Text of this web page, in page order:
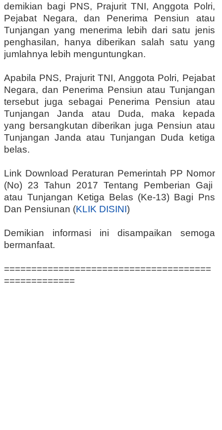
demikian bagi PNS, Prajurit TNI, Anggota Polri,
Pejabat Negara, dan Penerima Pensiun atau
Tunjangan yang menerima lebih dari satu jenis
penghasilan, hanya diberikan salah satu yang
jumlahnya lebih menguntungkan.
Apabila PNS, Prajurit TNI, Anggota Polri, Pejabat
Negara, dan Penerima Pensiun atau Tunjangan
tersebut juga sebagai Penerima Pensiun atau
Tunjangan Janda atau Duda, maka kepada
yang bersangkutan diberikan juga Pensiun atau
Tunjangan Janda atau Tunjangan Duda ketiga
belas.
Link Download Peraturan Pemerintah PP Nomor
(No) 23 Tahun 2017 Tentang Pemberian Gaji
atau Tunjangan Ketiga Belas (Ke-13) Bagi Pns
Dan Pensiunan (KLIK DISINI)
Demikian informasi ini disampaikan semoga
bermanfaat.
======================================
=============